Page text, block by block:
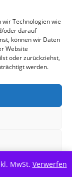
Technologien wie
oder darauf
können wir Daten
Website
oder zurückziehst,
werden.
MwSt. Verwerfen